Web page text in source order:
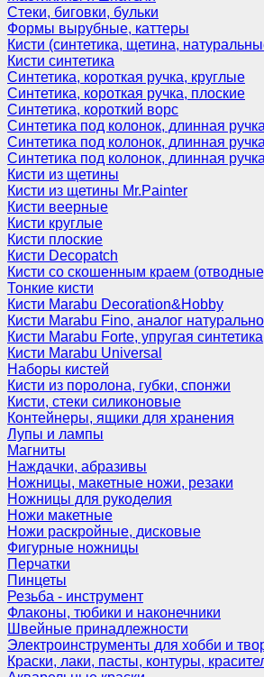
Стеки, биговки, бульки
Формы вырубные, каттеры
Кисти (синтетика, щетина,
Кисти синтетика
Синтетика, короткая ручка, круглые
Синтетика, короткая ручка, плоские
Синтетика, короткий ворс
Синтетика под колонок, длинная
Синтетика под колонок, длинная
Синтетика под колонок, длинная
Кисти из щетины
Кисти из щетины Mr.Painter
Кисти веерные
Кисти круглые
Кисти плоские
Кисти Decopatch
Кисти со скошенным краем
Тонкие кисти
Кисти Marabu Decoration&Hobby
Кисти Marabu Fino, аналог
Кисти Marabu Forte, упругая синтетика
Кисти Marabu Universal
Наборы кистей
Кисти из поролона, губки, спонжи
Кисти, стеки силиконовые
Контейнеры, ящики для хранения
Лупы и лампы
Магниты
Наждачки, абразивы
Ножницы, макетные ножи, резаки
Ножницы для рукоделия
Ножи макетные
Ножи раскройные, дисковые
Фигурные ножницы
Перчатки
Пинцеты
Резьба - инструмент
Флаконы, тюбики и наконечники
Швейные принадлежности
Электроинструменты для хобби и
Краски, лаки, пасты, контуры,